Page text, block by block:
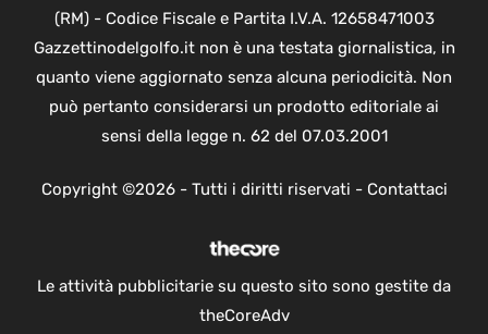
(RM) - Codice Fiscale e Partita I.V.A. 12658471003
Gazzettinodelgolfo.it non è una testata giornalistica, in
quanto viene aggiornato senza alcuna periodicità. Non
può pertanto considerarsi un prodotto editoriale ai
sensi della legge n. 62 del 07.03.2001
Copyright ©2026 - Tutti i diritti riservati - Contattaci
Le attività pubblicitarie su questo sito sono gestite da
theCoreAdv